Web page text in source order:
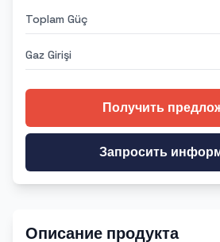
Toplam Güç
Gaz Girişi
Получить
Запросить
Описание продукта